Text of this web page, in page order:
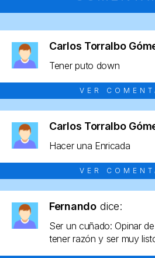
Carlos Torralbo
Tener puto down
VER
Carlos Torralbo
Hacer una Enricada
VER
Fernando dice:
Ser un cuñado: Opinar
tener razón y ser muy